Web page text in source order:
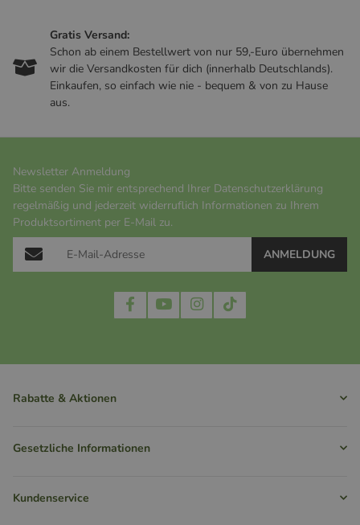
Gratis Versand:
Schon ab einem Bestellwert von nur 59,-Euro übernehmen
wir die Versandkosten für dich (innerhalb Deutschlands).
Einkaufen, so einfach wie nie - bequem & von zu Hause
aus.
Newsletter Anmeldung
Bitte senden Sie mir entsprechend Ihrer Datenschutzerklärung
regelmäßig und jederzeit widerruflich Informationen zu Ihrem
Produktsortiment per E-Mail zu.
ANMELDUNG
Rabatte & Aktionen
Gesetzliche Informationen
Kundenservice